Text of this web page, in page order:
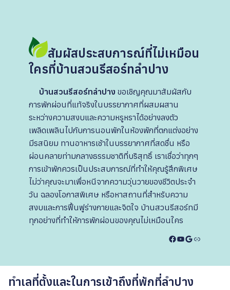
สัมผัสประสบการณ์ที่ไม่เหมือน
ใครที่บ้านสวนรีสอร์ทลำปาง
บ้านสวนรีสอร์ทลำปาง ขอเชิญคุณมาสัมผัสกับ
การพักผ่อนที่แท้จริงในบรรยากาศที่ผสมผสาน
ระหว่างความสงบและความหรูหราได้อย่างลงตัว
เพลิดเพลินไปกับการนอนพักในห้องพักที่ตกแต่งอย่าง
มีรสนิยม ทานอาหารเช้าในบรรยากาศที่สดชื่น หรือ
ผ่อนคลายท่ามกลางธรรมชาติที่บริสุทธิ์ เราเชื่อว่าทุกๆ
การเข้าพักควรเป็นประสบการณ์ที่ทำให้คุณรู้สึกพิเศษ
ไม่ว่าคุณจะมาเพื่อหนีจากความวุ่นวายของชีวิตประจำ
วัน ฉลองโอกาสพิเศษ หรือหาสถานที่สำหรับความ
สงบและการฟื้นฟูร่างกายและจิตใจ บ้านสวนรีสอร์ทมี
ทุกอย่างที่ทำให้การพักผ่อนของคุณไม่เหมือนใคร
Facebook YouTube Google Link
ทำเลที่ตั้งและในการเข้าถึงที่พักที่ลำปาง